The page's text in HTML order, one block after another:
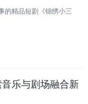
的精品短剧《锦绣小三
乐与剧场融合新